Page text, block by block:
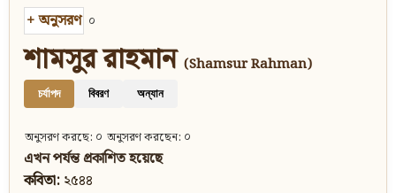
+ অনুসরণ ০
শামসুর রাহমান (Shamsur Rahman)
চর্যাপদ বিবরণ অন্যান
অনুসরণ করছে: ০ অনুসরণ করছেন: ০
এখন পর্যন্ত প্রকাশিত হয়েছে
কবিতা: ২৫৪৪